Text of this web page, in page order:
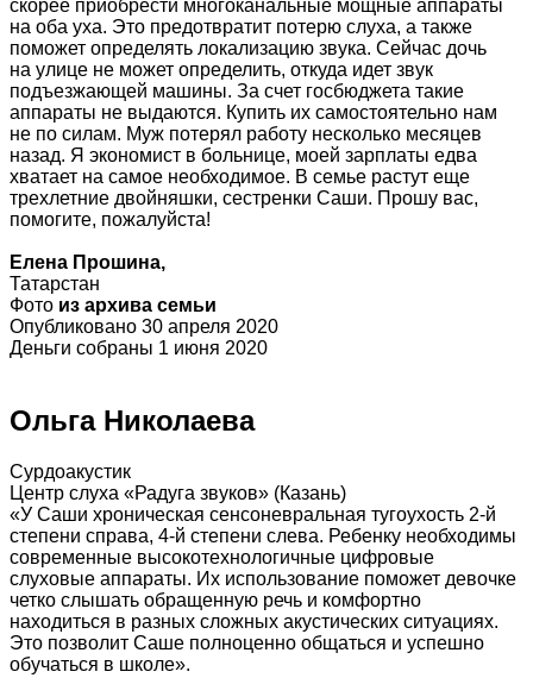
скорее приобрести многоканальные мощные аппараты
на оба уха. Это предотвратит потерю слуха, а также
поможет определять локализацию звука. Сейчас дочь
на улице не может определить, откуда идет звук
подъезжающей машины. За счет госбюджета такие
аппараты не выдаются. Купить их самостоятельно нам
не по силам. Муж потерял работу несколько месяцев
назад. Я экономист в больнице, моей зарплаты едва
хватает на самое необходимое. В семье растут еще
трехлетние двойняшки, сестренки Саши. Прошу вас,
помогите, пожалуйста!
Елена Прошина,
Татарстан
Фото из архива семьи
Опубликовано 30 апреля 2020
Деньги собраны 1 июня 2020
Ольга Николаева
Сурдоакустик
Центр слуха «Радуга звуков» (Казань)
«У Саши хроническая сенсоневральная тугоухость 2-й
степени справа, 4-й степени слева. Ребенку необходимы
современные высокотехнологичные цифровые
слуховые аппараты. Их использование поможет девочке
четко слышать обращенную речь и комфортно
находиться в разных сложных акустических ситуациях.
Это позволит Саше полноценно общаться и успешно
обучаться в школе».